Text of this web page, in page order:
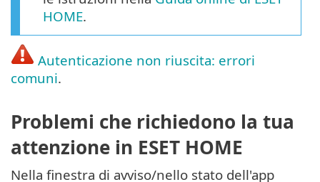
HOME.
Autenticazione non riuscita: errori
comuni.
Problemi che richiedono la tua
attenzione in ESET HOME
Nella finestra di avviso/nello stato dell'app